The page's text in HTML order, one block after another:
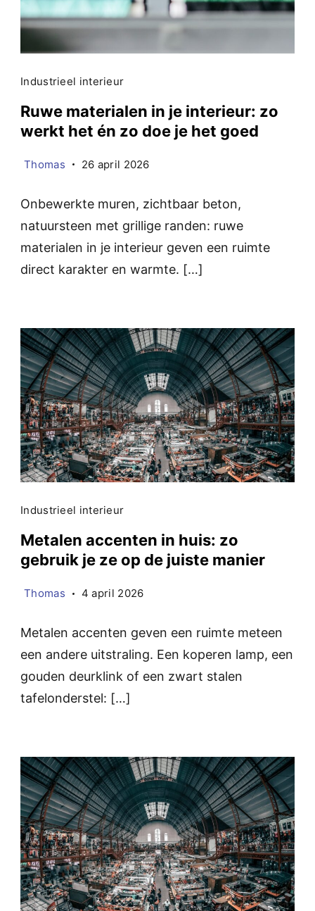
Industrieel interieur
Ruwe materialen in je interieur: zo
werkt het én zo doe je het goed
Thomas 26 april 2026
Onbewerkte muren, zichtbaar beton,
natuursteen met grillige randen: ruwe
materialen in je interieur geven een ruimte
direct karakter en warmte. […]
Industrieel interieur
Metalen accenten in huis: zo
gebruik je ze op de juiste manier
Thomas 4 april 2026
Metalen accenten geven een ruimte meteen
een andere uitstraling. Een koperen lamp, een
gouden deurklink of een zwart stalen
tafelonderstel: […]